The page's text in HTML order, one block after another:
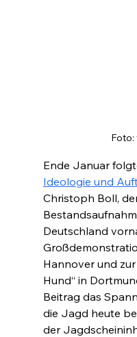
Ende Januar
Ideologie und
Christoph Boll,
Deutschland
Hannover und
Hund“ in
Beitrag das
die Jagd heute
der